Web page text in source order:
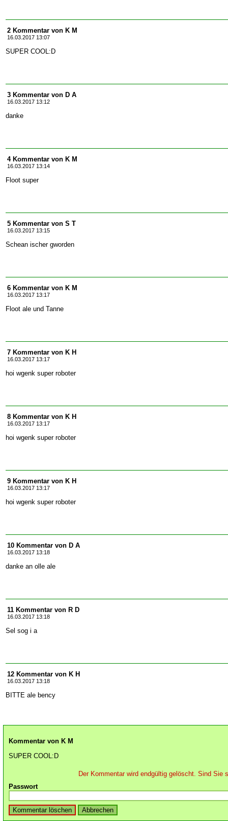
2 Kommentar von K M
16.03.2017 13:07
SUPER COOL:D
3 Kommentar von D A
16.03.2017 13:12
danke
4 Kommentar von K M
16.03.2017 13:14
Floot super
5 Kommentar von S T
16.03.2017 13:15
Schean ischer gworden
6 Kommentar von K M
16.03.2017 13:17
Floot ale und Tanne
7 Kommentar von K H
16.03.2017 13:17
hoi wgenk super roboter
8 Kommentar von K H
16.03.2017 13:17
hoi wgenk super roboter
9 Kommentar von K H
16.03.2017 13:17
hoi wgenk super roboter
10 Kommentar von D A
16.03.2017 13:18
danke an olle ale
11 Kommentar von R D
16.03.2017 13:18
Sel sog i a
12 Kommentar von K H
16.03.2017 13:18
BITTE ale bency
Kommentar von K M
SUPER COOL:D
Der Kommentar wird endgültig gelöscht. Sind Sie
Passwort